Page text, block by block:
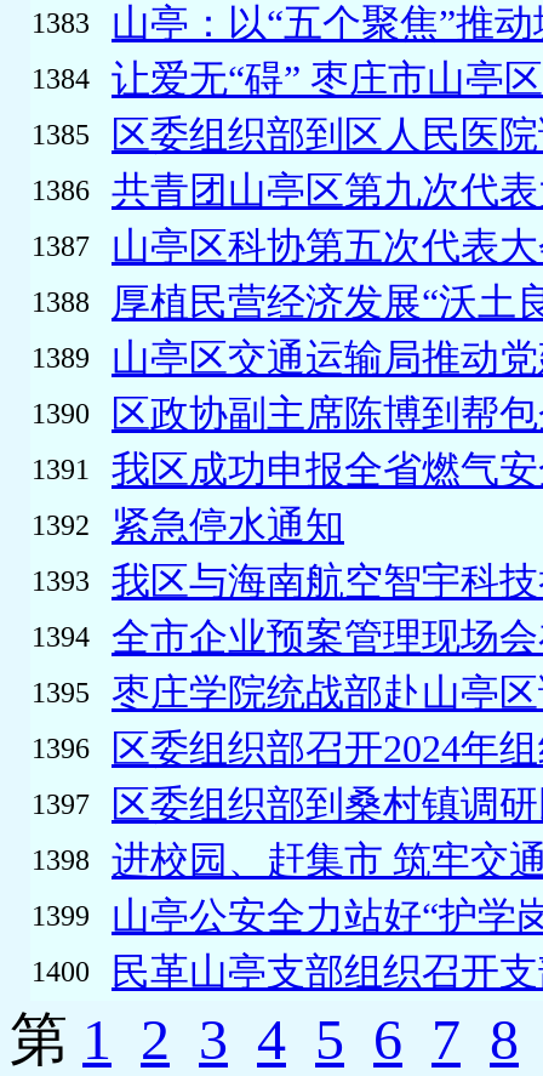
1383 山亭：以“五个聚焦”推
1384 让爱无“碍” 枣庄市山亭
1385 区委组织部到区人民医
1386 共青团山亭区第九次代
1387 山亭区科协第五次代表
1388 厚植民营经济发展“沃土
1389 山亭区交通运输局推动
1390 区政协副主席陈博到帮
1391 我区成功申报全省燃气
1392 紧急停水通知
1393 我区与海南航空智宇科
1394 全市企业预案管理现场
1395 枣庄学院统战部赴山亭
1396 区委组织部召开2024年
1397 区委组织部到桑村镇调
1398 进校园、赶集市 筑牢交
1399 山亭公安全力站好“护学
1400 民革山亭支部组织召开
第 1 2 3 4 5 6 7 8